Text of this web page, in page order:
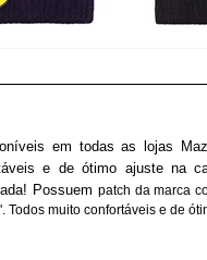
em todas as lojas
e de ótimo ajuste na
Possuem patch da marca
Todos muito confortáveis e de